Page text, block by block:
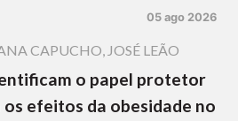
05 ago 2026
CAPUCHO, JOSÉ LEÃO
o papel protetor
efeitos da obesidade no